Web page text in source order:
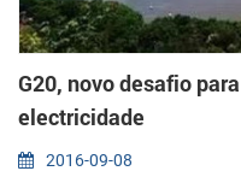
G20, novo desafio
electricidade
2016-09-08